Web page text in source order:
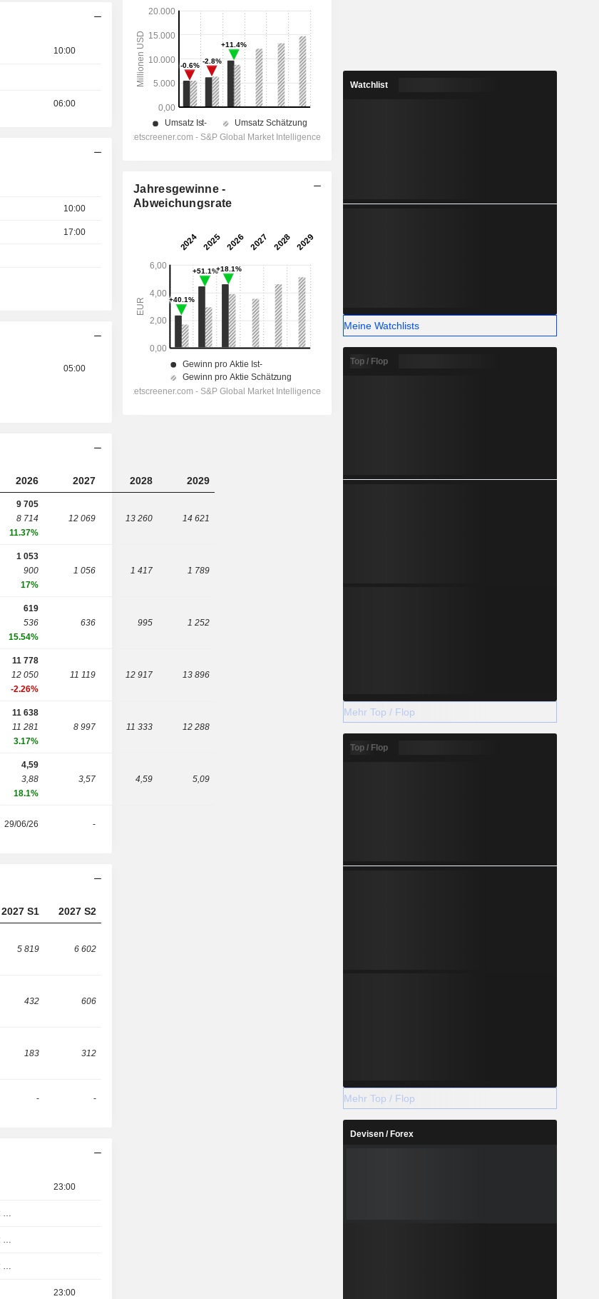
10:00
06:00
10:00
17:00
05:00
2026 2027 2028 2029
9 705
8 714
11.37%
12 069 13 260 14 621
1 053
900
17%
1 056 1 417 1 789
619
536
15.54%
636 995 1 252
11 778
12 050
-2.26%
11 119 12 917 13 896
11 638
11 281
3.17%
8 997 11 333 12 288
4,59
3,88
18.1%
3,57 4,59 5,09
29/06/26 -
2027 S1 2027 S2
5 819 6 602
432 606
183 312
- -
23:00
Ergebnisveröffentlichung - Q2 2026
Ergebnisveröffentlichung - Q2 2026
Ergebnisveröffentlichung - Q2 2026
23:00
Jahresgewinne -
Abweichungsrate
Watchlist
Meine Watchlists
Top / Flop
Mehr Top / Flop
Top / Flop
Mehr Top / Flop
Devisen / Forex